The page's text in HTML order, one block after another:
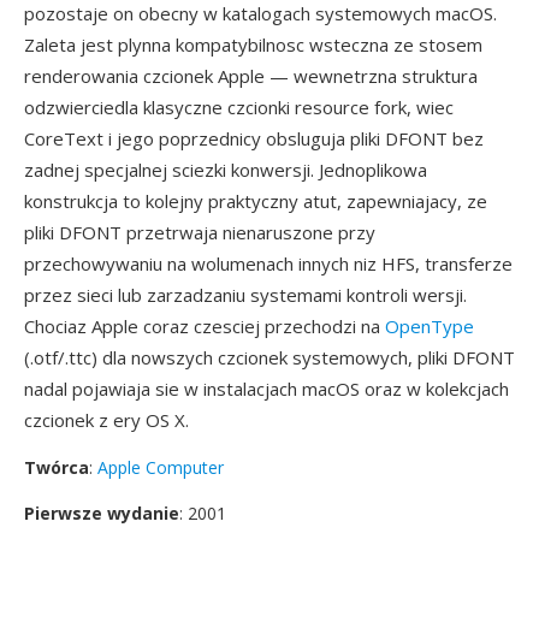
pozostaje on obecny w katalogach systemowych macOS.
Zaleta jest plynna kompatybilnosc wsteczna ze stosem
renderowania czcionek Apple — wewnetrzna struktura
odzwierciedla klasyczne czcionki resource fork, wiec
CoreText i jego poprzednicy obsluguja pliki DFONT bez
zadnej specjalnej sciezki konwersji. Jednoplikowa
konstrukcja to kolejny praktyczny atut, zapewniajacy, ze
pliki DFONT przetrwaja nienaruszone przy
przechowywaniu na wolumenach innych niz HFS, transferze
przez sieci lub zarzadzaniu systemami kontroli wersji.
Chociaz Apple coraz czesciej przechodzi na OpenType
(.otf/.ttc) dla nowszych czcionek systemowych, pliki DFONT
nadal pojawiaja sie w instalacjach macOS oraz w kolekcjach
czcionek z ery OS X.
Twórca: Apple Computer
Pierwsze wydanie: 2001